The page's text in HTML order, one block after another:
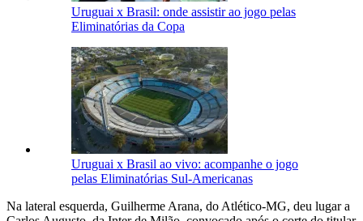
Uruguai x Brasil: onde assistir ao jogo pelas
Eliminatórias da Copa
Uruguai x Brasil ao vivo: acompanhe o jogo
pelas Eliminatórias Sul-Americanas
Na lateral esquerda, Guilherme Arana, do Atlético-MG, deu lugar a